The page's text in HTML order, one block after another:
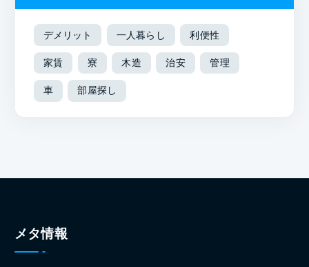
デメリット 一人暮らし 利便性
家賃 寮 木造 治安 管理
車 部屋探し
メタ情報